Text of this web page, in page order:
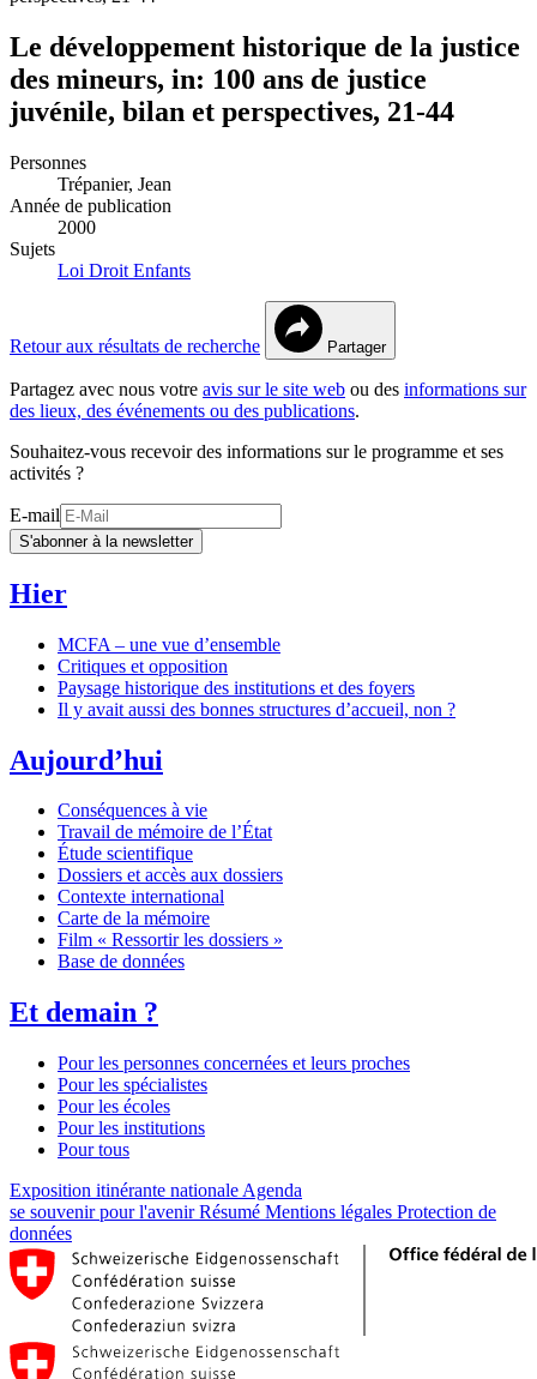
Le développement historique de la justice
des mineurs, in: 100 ans de justice
juvénile, bilan et perspectives, 21-44
Personnes
Trépanier, Jean
Année de publication
2000
Sujets
Loi Droit Enfants
Retour aux résultats de recherche Partager
Partagez avec nous votre avis sur le site web ou des informations sur
des lieux, des événements ou des publications.
Souhaitez-vous recevoir des informations sur le programme et ses
activités ?
E-mail
S'abonner à la newsletter
Hier
MCFA – une vue d’ensemble
Critiques et opposition
Paysage historique des institutions et des foyers
Il y avait aussi des bonnes structures d’accueil, non ?
Aujourd’hui
Conséquences à vie
Travail de mémoire de l’État
Étude scientifique
Dossiers et accès aux dossiers
Contexte international
Carte de la mémoire
Film « Ressortir les dossiers »
Base de données
Et demain ?
Pour les personnes concernées et leurs proches
Pour les spécialistes
Pour les écoles
Pour les institutions
Pour tous
Exposition itinérante nationale Agenda
se souvenir pour l'avenirRésumé Mentions légales Protection de
données